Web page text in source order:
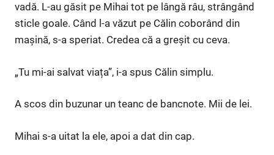
vadă. L-au găsit pe Mihai tot pe lângă râu, strângând
sticle goale. Când l-a văzut pe Călin coborând din
mașină, s-a speriat. Credea că a greșit cu ceva.
„Tu mi-ai salvat viața”, i-a spus Călin simplu.
A scos din buzunar un teanc de bancnote. Mii de lei.
Mihai s-a uitat la ele, apoi a dat din cap.